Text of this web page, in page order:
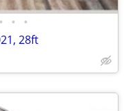
• • •
28ft